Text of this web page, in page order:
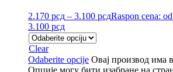
2.170 рсд – 3.100 рсдRaspon cena:
3.100 рсд
Clear
Odaberite opcije Овај производ има